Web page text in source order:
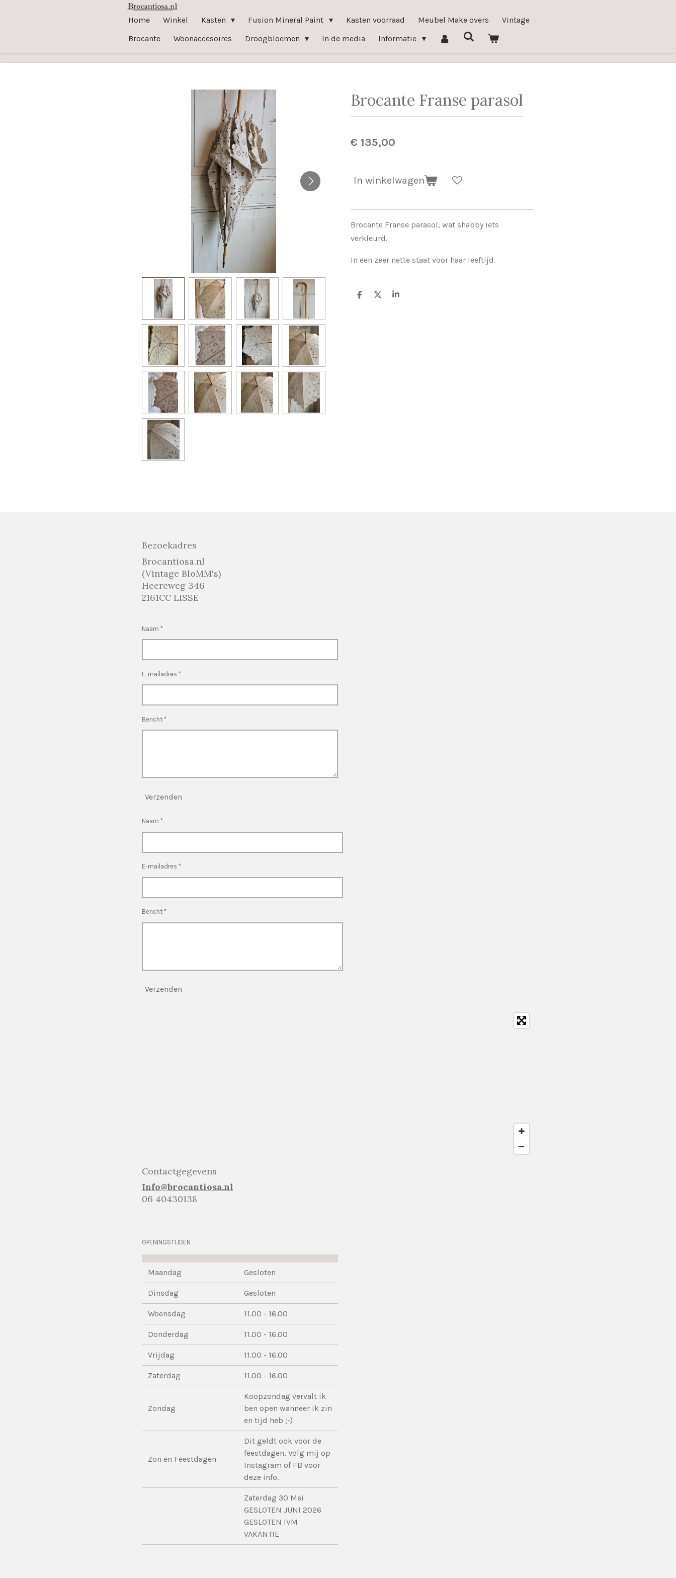
hoofdinhoud
Home Winkel Kasten Fusion Mineral Paint Kasten voorraad Meubel Make overs
Vintage
Brocante
Woonaccesoires Droogbloemen In de media Informatie
Brocante Franse parasol
€ 135,00
In winkelwagen
Brocante Franse parasol, wat shabby iets
verkleurd.
In een zeer nette staat voor haar leeftijd.
D
D
S
Bezoekadres
Brocantiosa.nl
(Vintage BloMM's)
Heereweg 346
2161CC LISSE
Naam *
E-mailadres *
Bericht *
Verzenden
Naam *
E-mailadres *
Bericht *
Verzenden
Contactgegevens
Info@brocantiosa.nl
06 40430138
OPENINGSTIJDEN
Maandag Gesloten
Dinsdag Gesloten
Woensdag 11.00 - 16.00
Donderdag 11.00 - 16.00
Vrijdag 11.00 - 16.00
Zaterdag 11.00 - 16.00
Zondag
Koopzondag vervalt ik
ben open wanneer ik zin
en tijd heb ;-)
Zon en Feestdagen
Dit geldt ook voor de
feestdagen, Volg mij op
Instagram of FB voor
deze info.
Zaterdag 30 Mei
GESLOTEN JUNI 2026
GESLOTEN IVM
VAKANTIE